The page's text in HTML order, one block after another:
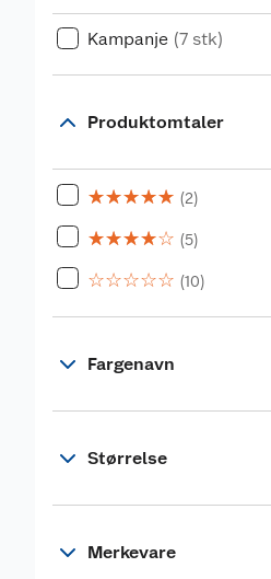
Kampanje (7 stk)
Produktomtaler
☆☆☆☆☆ (2)
☆☆☆☆☆ (5)
☆☆☆☆☆ (10)
Fargenavn
Størrelse
Merkevare